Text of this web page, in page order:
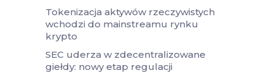
Tokenizacja aktywów rzeczywistych
wchodzi do mainstreamu rynku
krypto
SEC uderza w zdecentralizowane
giełdy: nowy etap regulacji